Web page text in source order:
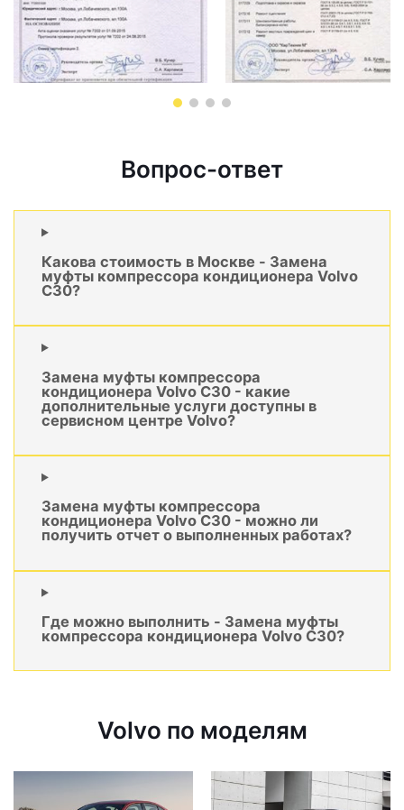
Вопрос-ответ
Какова стоимость в Москве - Замена
муфты компрессора кондиционера Volvo
C30?
Замена муфты компрессора
кондиционера Volvo C30 - какие
дополнительные услуги доступны в
сервисном центре Volvo?
Замена муфты компрессора
кондиционера Volvo C30 - можно ли
получить отчет о выполненных работах?
Где можно выполнить - Замена муфты
компрессора кондиционера Volvo C30?
Volvo по моделям